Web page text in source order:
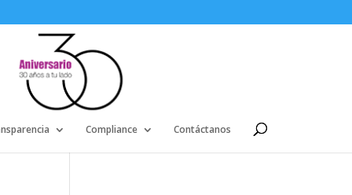
Compliance Contáctanos